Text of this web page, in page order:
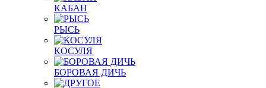
КАБАН
РЫСЬ
КОСУЛЯ
БОРОВАЯ ДИЧЬ